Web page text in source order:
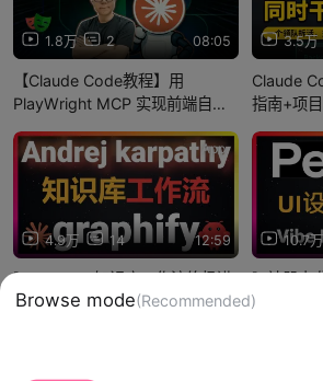
1.8万 2 08:05
【Claude Code教程】用
PlayWright MCP 实现前端自动
3.5万
Claude
指南+项
4.9万 14 12:59
App
🚀Karpathy知识库工作流终极进
化：graphify知识图谱保姆级教
10.7万
🚀神器来
底变天：
Browse mode(Recommended)